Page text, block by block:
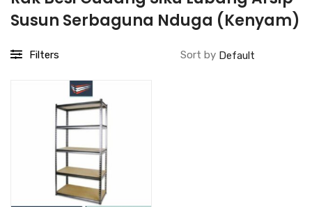
Susun Serbaguna Nduga (Kenyam)
Filters Sort by